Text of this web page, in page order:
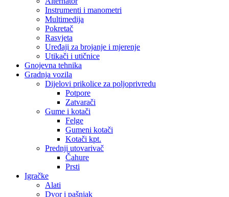
Instrumenti i manometri
Multimedija
Pokretač
Rasvjeta
Uređaji za brojanje i mjerenje
Utikači i utičnice
Gnojevna tehnika
Gradnja vozila
Dijelovi prikolice za poljoprivredu
Potpore
Zatvarači
Gume i kotači
Felge
Gumeni kotači
Kotači kpt.
Prednji utovarivač
Čahure
Prsti
Igračke
Alati
Dvor i pašnjak